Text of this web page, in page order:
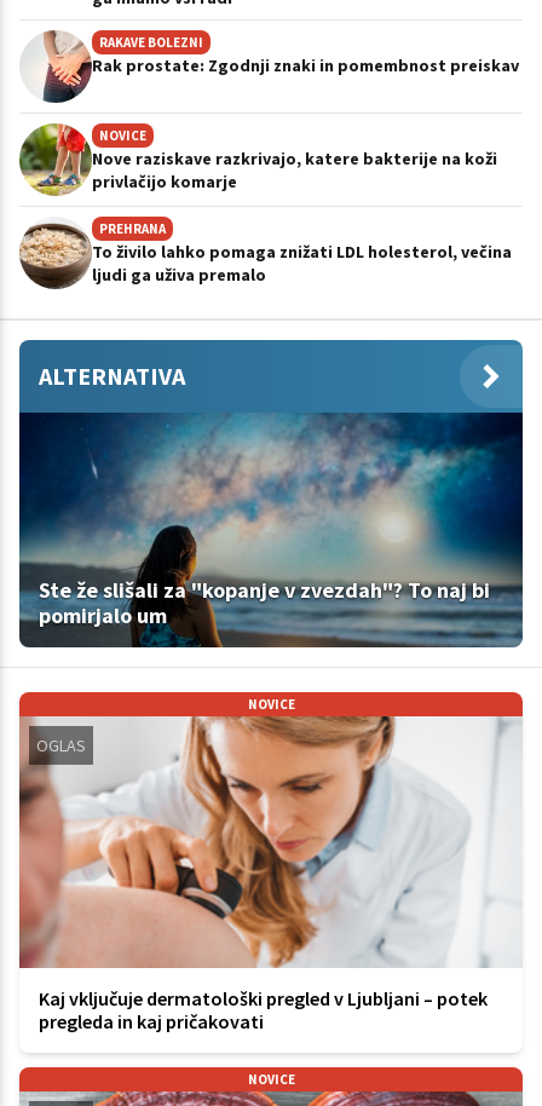
RAKAVE BOLEZNI
Rak prostate: Zgodnji znaki in pomembnost preiskav
NOVICE
Nove raziskave razkrivajo, katere bakterije na koži
privlačijo komarje
PREHRANA
To živilo lahko pomaga znižati LDL holesterol, večina
ljudi ga uživa premalo
ALTERNATIVA
Ste že slišali za "kopanje v zvezdah"? To naj bi
pomirjalo um
NOVICE
OGLAS
Kaj vključuje dermatološki pregled v Ljubljani – potek
pregleda in kaj pričakovati
NOVICE